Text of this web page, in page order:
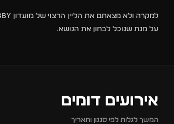
על מנת שנוכל לבחון את הנושא.
אירועים דומים
המשך לגלות לפי סגנון ותאריך
6